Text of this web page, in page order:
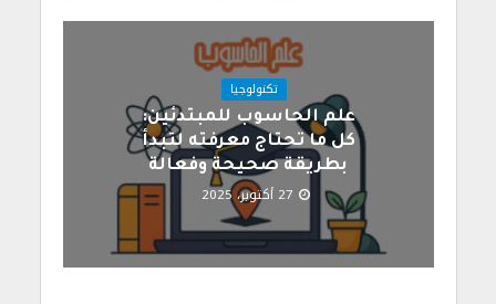
تكنولوجيا
علم الحاسوب للمبتدئين:
كل ما تحتاج معرفته لتبدأ
بطريقة صحيحة وفعالة
27 أكتوبر، 2025